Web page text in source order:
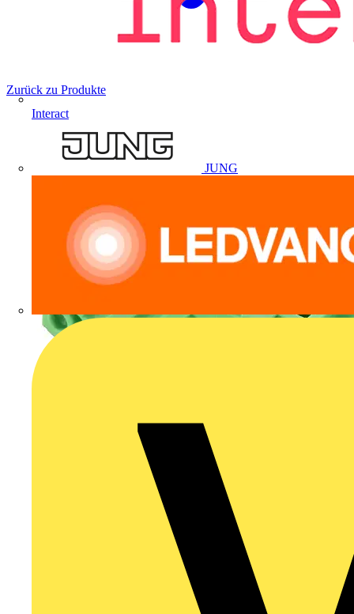
Interact
JUNG
Zurück zu Produkte